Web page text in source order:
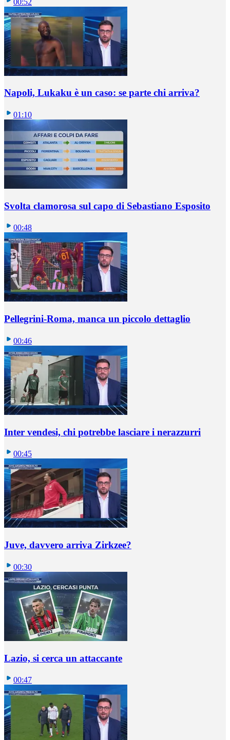
Napoli, Lukaku è un caso: se parte chi arriva?
01:10
Svolta clamorosa sul capo di Sebastiano Esposito
00:48
Pellegrini-Roma, manca un piccolo dettaglio
00:46
Inter vendesi, chi potrebbe lasciare i nerazzurri
00:45
Juve, davvero arriva Zirkzee?
00:30
Lazio, si cerca un attaccante
00:47